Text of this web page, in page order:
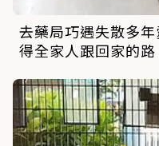
去藥局巧遇失散多
得全家人跟回家的路